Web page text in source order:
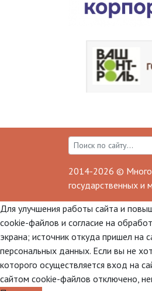
2014-2026 ©
государственных и
Для улучшения работы сайта и
cookie-файлов и согласие на
экрана; источник откуда пришел на
персональных данных. Если вы не
которого осуществляется вход на
сайтом cookie-файлов отключено,